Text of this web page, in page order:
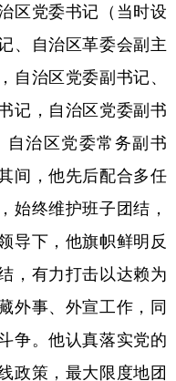
区党委书记（当时设
、自治区革委会副主
自治区党委副书记、
记，自治区党委副书
自治区党委常务副书
间，他先后配合多任
始终维护班子团结，
导下，他旗帜鲜明反
，有力打击以达赖为
外事、外宣工作，同
争。他认真落实党的
政策，最大限度地团